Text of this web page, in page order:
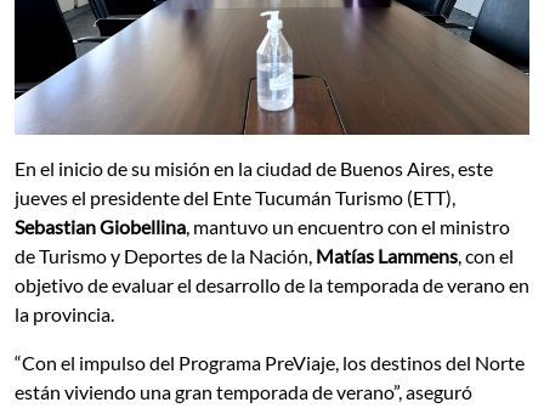
En el inicio de su misión en la ciudad de Buenos Aires, este
jueves el presidente del Ente Tucumán Turismo (ETT),
Sebastian Giobellina, mantuvo un encuentro con el ministro
de Turismo y Deportes de la Nación, Matías Lammens, con el
objetivo de evaluar el desarrollo de la temporada de verano en
la provincia.
“Con el impulso del Programa PreViaje, los destinos del Norte
están viviendo una gran temporada de verano”, aseguró